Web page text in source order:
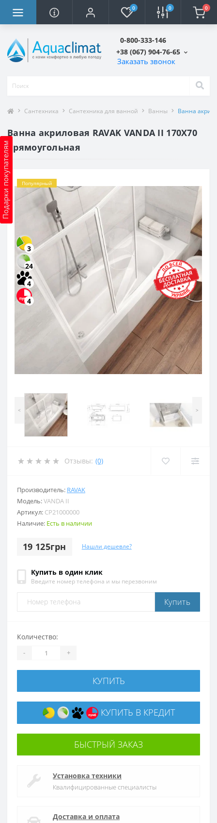
0 0 0
0-800-333-146
+38 (067) 904-76-65
Заказать звонок
Подарки покупателям
Сантехника Сантехника для ванной Ванны Ванна
Ванна акриловая RAVAK VANDA II 170X70
прямоугольная
Популярный
3
24
4
4
< >
Отзывы: (0)
Производитель: RAVAK
Модель:VANDA II
Артикул: CP21000000
Наличие: Есть в наличии
19 125грн Нашли дешевле?
Купить в один клик
Введите номер телефона и мы перезвоним
Купить
Количество:
- +
КУПИТЬ
КУПИТЬ В КРЕДИТ
БЫСТРЫЙ ЗАКАЗ
Установка техники
Квалифицированные специалисты
Доставка и оплата